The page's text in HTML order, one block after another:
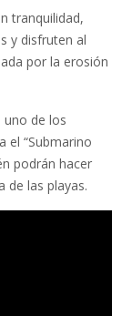
tranquilidad,
y disfruten al
por la erosión
uno de los
el “Submarino
podrán hacer
de las playas.